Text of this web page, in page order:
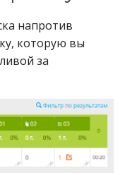
напротив
которую вы
за